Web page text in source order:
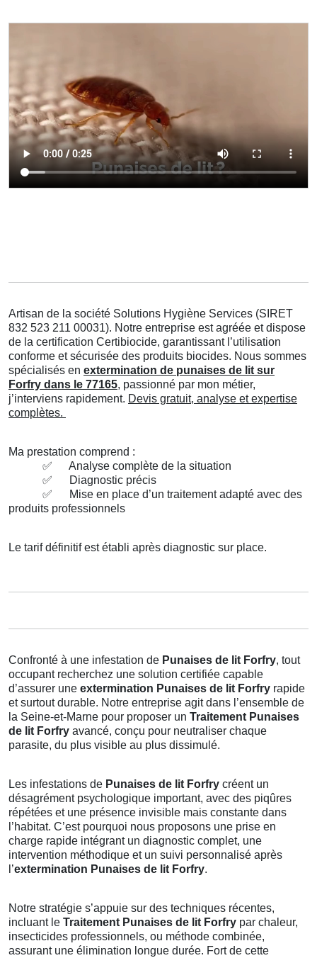
Artisan de la société Solutions Hygiène Services (SIRET
832 523 211 00031). Notre entreprise est agréée et dispose
de la certification Certibiocide, garantissant l’utilisation
conforme et sécurisée des produits biocides. Nous sommes
spécialisés en extermination de punaises de lit sur
Forfry dans le 77165, passionné par mon métier,
j’interviens rapidement. Devis gratuit, analyse et expertise
complètes.
Ma prestation comprend :
✅
Analyse complète de la situation
✅
Diagnostic précis
✅
Mise en place d’un traitement adapté avec des
produits professionnels
Le tarif définitif est établi après diagnostic sur place.
Confronté à une infestation de Punaises de lit Forfry, tout
occupant recherchez une solution certifiée capable
d’assurer une extermination Punaises de lit Forfry rapide
et surtout durable. Notre entreprise agit dans l’ensemble de
la Seine-et-Marne pour proposer un Traitement Punaises
de lit Forfry avancé, conçu pour neutraliser chaque
parasite, du plus visible au plus dissimulé.
Les infestations de Punaises de lit Forfry créent un
désagrément psychologique important, avec des piqûres
répétées et une présence invisible mais constante dans
l’habitat. C’est pourquoi nous proposons une prise en
charge rapide intégrant un diagnostic complet, une
intervention méthodique et un suivi personnalisé après
l’extermination Punaises de lit Forfry.
Notre stratégie s’appuie sur des techniques récentes,
incluant le Traitement Punaises de lit Forfry par chaleur,
insecticides professionnels, ou méthode combinée,
assurant une élimination longue durée. Fort de cette